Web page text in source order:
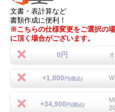
文書・表計算など
書類作成に便利！
※こちらの仕様変更をご選択の
に頂く場合がございます。
0円
+1,800 円(税込)
+34,900 円(税込)